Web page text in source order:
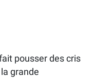
pousser des cris
grande